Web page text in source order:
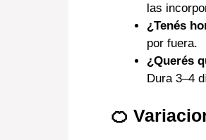
las
¿Tenés
por fuera.
¿Querés
Dura 3–4
🍊